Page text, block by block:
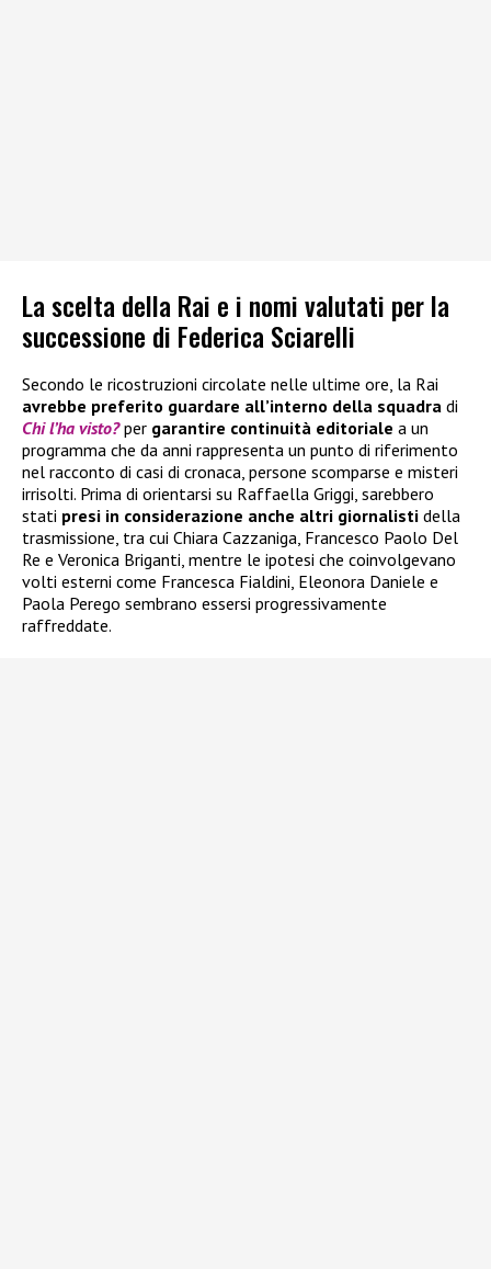
La scelta della Rai e i nomi valutati per la
successione di Federica Sciarelli
Secondo le ricostruzioni circolate nelle ultime ore, la Rai
avrebbe preferito guardare all’interno della squadra di
Chi l’ha visto? per garantire continuità editoriale a un
programma che da anni rappresenta un punto di riferimento
nel racconto di casi di cronaca, persone scomparse e misteri
irrisolti. Prima di orientarsi su Raffaella Griggi, sarebbero
stati presi in considerazione anche altri giornalisti della
trasmissione, tra cui Chiara Cazzaniga, Francesco Paolo Del
Re e Veronica Briganti, mentre le ipotesi che coinvolgevano
volti esterni come Francesca Fialdini, Eleonora Daniele e
Paola Perego sembrano essersi progressivamente
raffreddate.